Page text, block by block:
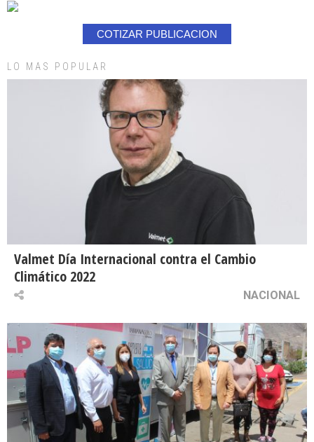
COTIZAR PUBLICACION
LO MAS POPULAR
Valmet Día Internacional contra el Cambio
Climático 2022
NACIONAL